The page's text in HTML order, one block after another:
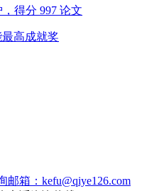
得分 997 论文
高成就奖
邮箱：kefu@qiye126.com